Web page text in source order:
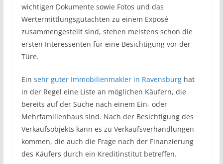
wichtigen Dokumente sowie Fotos und das
Wertermittlungsgutachten zu einem Exposé
zusammengestellt sind, stehen meistens schon die
ersten Interessenten für eine Besichtigung vor der
Türe.
Ein sehr guter Immobilienmakler in Ravensburghat
in der Regel eine Liste an möglichen Käufern, die
bereits auf der Suche nach einem Ein- oder
Mehrfamilienhaus sind. Nach der Besichtigung des
Verkaufsobjekts kann es zu Verkaufsverhandlungen
kommen, die auch die Frage nach der Finanzierung
des Käufers durch ein Kreditinstitut betreffen.